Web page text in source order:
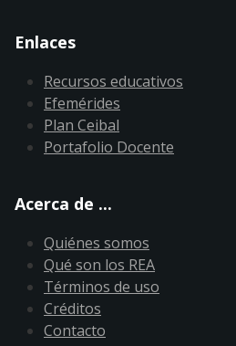
Enlaces
Recursos educativos
Efemérides
Plan Ceibal
Portafolio Docente
Acerca de ...
Quiénes somos
Qué son los REA
Términos de uso
Créditos
Contacto